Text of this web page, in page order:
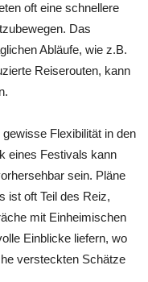
oft eine schnellere
Das
Abläufe, wie z.B.
Reiserouten, kann
Flexibilität in den
eines Festivals kann
sein. Pläne
ist oft Teil des Reiz,
mit Einheimischen
Einblicke liefern, wo
versteckten Schätze